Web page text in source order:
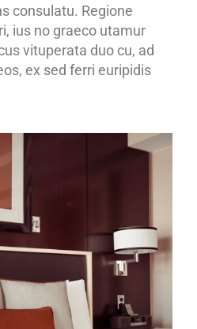
consulatu. Regione
ius no graeco utamur
vituperata duo cu, ad
ex sed ferri euripidis